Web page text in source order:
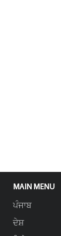
MAIN MENU
ਪੰਜਾਬ
ਦੇਸ਼